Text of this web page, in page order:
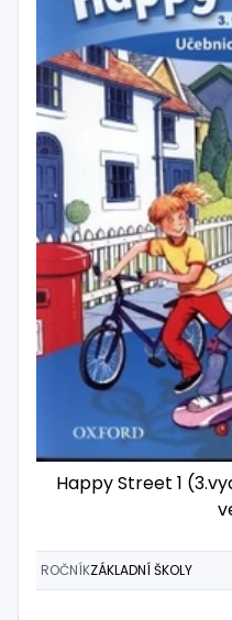
Happy Street 1
ROČNÍKZÁKLADNÍ ŠKOLY